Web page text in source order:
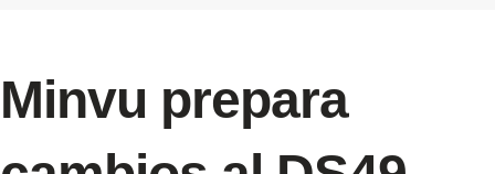
Minvu prepara